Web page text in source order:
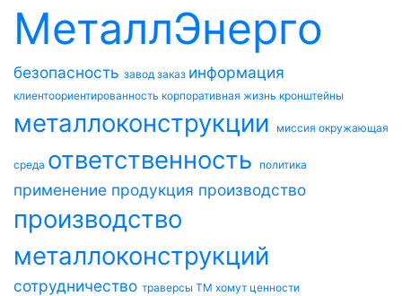
МеталлЭнерго
безопасность завод заказ информация
клиентоориентированность корпоративная жизнь кронштейны
металлоконструкции миссия окружающая
среда ответственность политика
применение продукция производство
производство
металлоконструкций
сотрудничество траверсы ТМ хомут ценности